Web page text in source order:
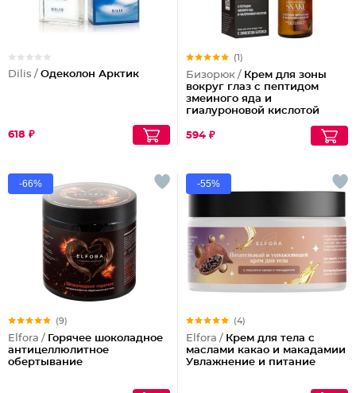
Dilis / Одеколон Арктик
618 ₽
(1)
Бизорюк / Крем для зоны
вокруг глаз с пептидом
змеиного яда и
гиалуроновой кислотой
594 ₽
-66%
(9)
Elfora / Горячее шоколадное
антицеллюлитное
обертывание
-55%
(4)
Elfora / Крем для тела с
маслами какао и макадамии
Увлажнение и питание